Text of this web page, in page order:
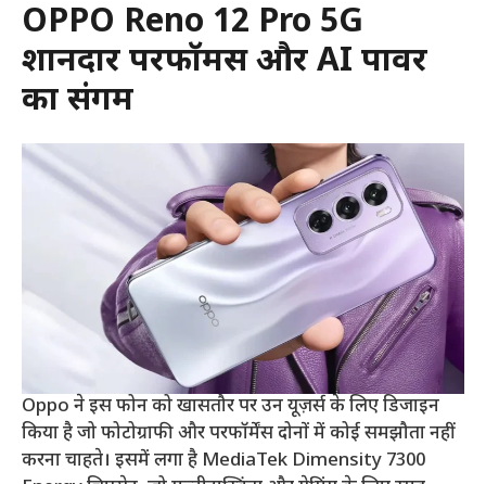
OPPO Reno 12 Pro 5G
शानदार परफॉर्मेंस और AI पावर
का संगम
Oppo ने इस फोन को खासतौर पर उन यूज़र्स के लिए डिजाइन
किया है जो फोटोग्राफी और परफॉर्मेंस दोनों में कोई समझौता नहीं
करना चाहते। इसमें लगा है MediaTek Dimensity 7300